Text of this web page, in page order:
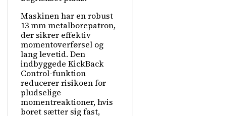
Maskinen har en robust
13 mm metalborepatron,
der sikrer effektiv
momentoverførsel og
lang levetid. Den
indbyggede KickBack
Control-funktion
reducerer risikoen for
pludselige
momentreaktioner, hvis
boret sætter sig fast,